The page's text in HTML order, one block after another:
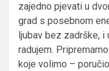
zajedno pjevati u
grad s posebnom
ljubav bez zadrške,
radujem.
koje volimo –